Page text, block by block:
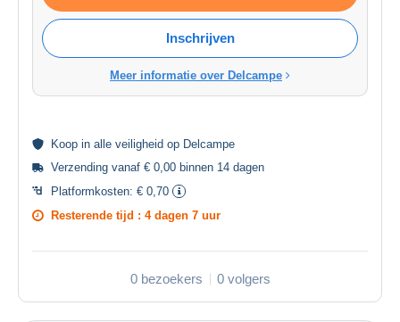
Inschrijven
Meer informatie over Delcampe
Koop in alle veiligheid op Delcampe
Verzending vanaf € 0,00 binnen 14 dagen
Platformkosten: € 0,70
Resterende tijd : 4 dagen 7 uur
0 bezoekers 0 volgers